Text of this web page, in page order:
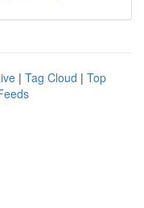
| Tag Cloud | Top